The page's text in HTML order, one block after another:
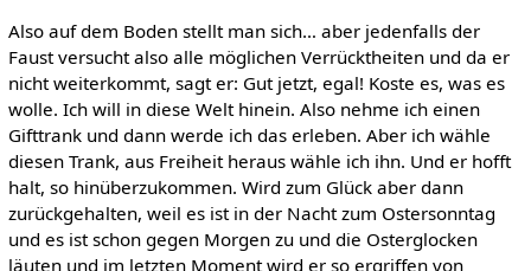
Also auf dem Boden stellt man sich… aber jedenfalls der
Faust versucht also alle möglichen Verrücktheiten und da er
nicht weiterkommt, sagt er: Gut jetzt, egal! Koste es, was es
wolle. Ich will in diese Welt hinein. Also nehme ich einen
Gifttrank und dann werde ich das erleben. Aber ich wähle
diesen Trank, aus Freiheit heraus wähle ich ihn. Und er hofft
halt, so hinüberzukommen. Wird zum Glück aber dann
zurückgehalten, weil es ist in der Nacht zum Ostersonntag
und es ist schon gegen Morgen zu und die Osterglocken
läuten und im letzten Moment wird er so ergriffen von